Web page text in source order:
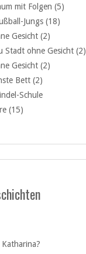
mit Folgen (5)
Jungs (18)
Gesicht (2)
Stadt ohne Gesicht (2)
Gesicht (2)
Bett (2)
Schule
(15)